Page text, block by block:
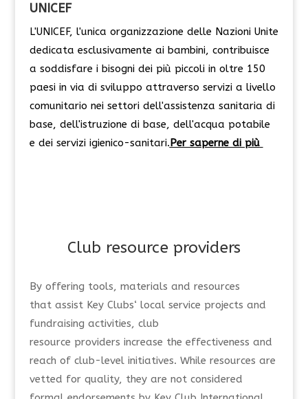
UNICEF
L'UNICEF, l'unica organizzazione delle Nazioni Unite
dedicata esclusivamente ai bambini, contribuisce
a soddisfare i bisogni dei più piccoli in oltre 150
paesi in via di sviluppo attraverso servizi a livello
comunitario nei settori dell'assistenza sanitaria di
base, dell'istruzione di base, dell'acqua potabile
e dei servizi igienico-sanitari.Per saperne di più
Club resource providers
By offering tools, materials and resources
that assist Key Clubs‘ local service projects and
fundraising activities, club
resource providers increase the effectiveness and
reach of club-level initiatives. While resources are
vetted for quality, they are not considered